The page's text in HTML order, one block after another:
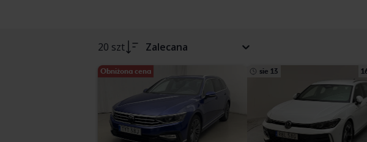
20 szt Zalecana
Obniżona cena sie 13